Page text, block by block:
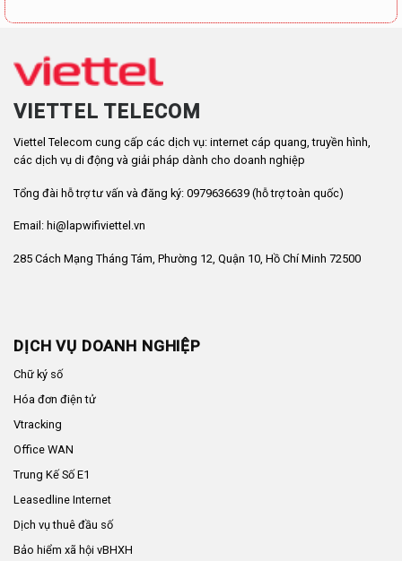
VIETTEL TELECOM
Viettel Telecom cung cấp các dịch vụ: internet cáp quang, truyền hình,
các dịch vụ di động và giải pháp dành cho doanh nghiệp
Tổng đài hỗ trợ tư vấn và đăng ký: 0979636639 (hỗ trợ toàn quốc)
Email: hi@lapwifiviettel.vn
285 Cách Mạng Tháng Tám, Phường 12, Quận 10, Hồ Chí Minh 72500
DỊCH VỤ DOANH NGHIỆP
Chữ ký số
Hóa đơn điện tử
Vtracking
Office WAN
Trung Kế Số E1
Leasedline Internet
Dịch vụ thuê đầu số
Bảo hiểm xã hội vBHXH